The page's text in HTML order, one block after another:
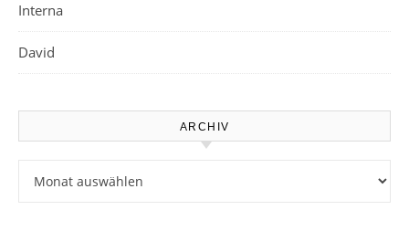
Interna
David
ARCHIV